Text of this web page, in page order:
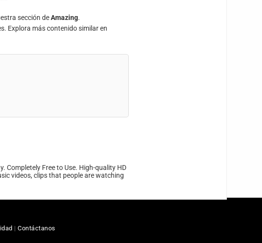
sección deAmazing.
Explora más contenido similar en
Completely Free to Use. High-quality HD
videos, clips that people are watching
|Contáctanos